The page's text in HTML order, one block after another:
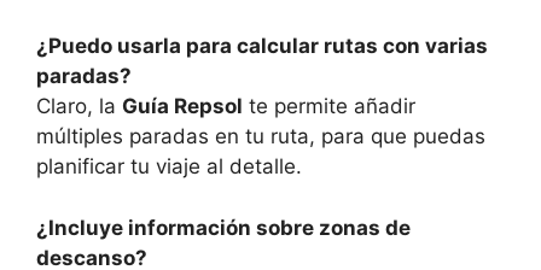
¿Puedo usarla para calcular rutas con varias
paradas?
Claro, la Guía Repsol te permite añadir
múltiples paradas en tu ruta, para que puedas
planificar tu viaje al detalle.
¿Incluye información sobre zonas de
descanso?